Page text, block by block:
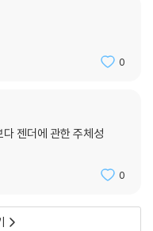
게 하는 힘인가 아니면 마비
는 정체성의 총체적 환원의
략적인 것인가 아니면 퇴행
이며, 개인들은 주체의 자리를
체의 제삼자적 이해이다. 그
말할 수 있다. 다른 하나는 주
구성이 이미 발생했다는 전
러한 접근법은 오로지 근본적
0
젠더에 관한 주체성
0